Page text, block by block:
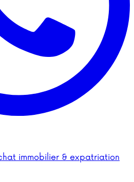
immobilier & expatriation